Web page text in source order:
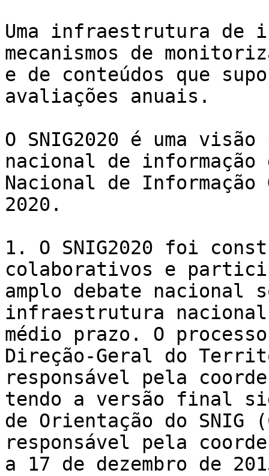
Uma infraestrutura de
mecanismos de
e de conteúdos que
avaliações anuais.
O SNIG2020 é uma
nacional de
Nacional de
2020.
1. O SNIG2020 foi
colaborativos e
amplo debate nacional
infraestrutura nacional
médio prazo. O
Direção-Geral do
responsável pela
tendo a versão final
de Orientação do SNIG
responsável pela
a 17 de dezembro de